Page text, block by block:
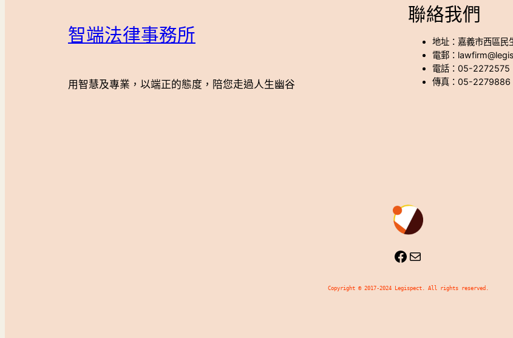
智端法律事務所
用智慧及專業，以端正的態度，陪您走過人生幽谷
聯絡我們
地址：嘉義市西區
電郵：
電話：05-2272575
傳真：05-2279886
Facebook
Mail
Copyright © 2017-2024 Legispect. All rights reserved.